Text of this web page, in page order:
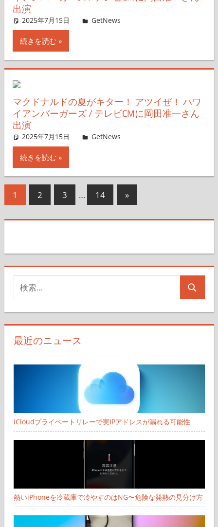
出演
2025年7月15日 GetNews
続きを読む
マクドナルドの夏がキター！ アツイぜ！ ハワ
イアンバーガーズ / テレビCMに岡田准一さん
出演
2025年7月15日 GetNews
続きを読む
投
ペ
ー
送
り
1 2 3 … 14
次
の
記
»
索
対
象:
検
最近のニュース
iCloudプライベートリレーで実IPアドレスが漏れる可能性
熱いiPhoneを冷蔵庫で冷やすのはNG〜危険な発熱の見分け方